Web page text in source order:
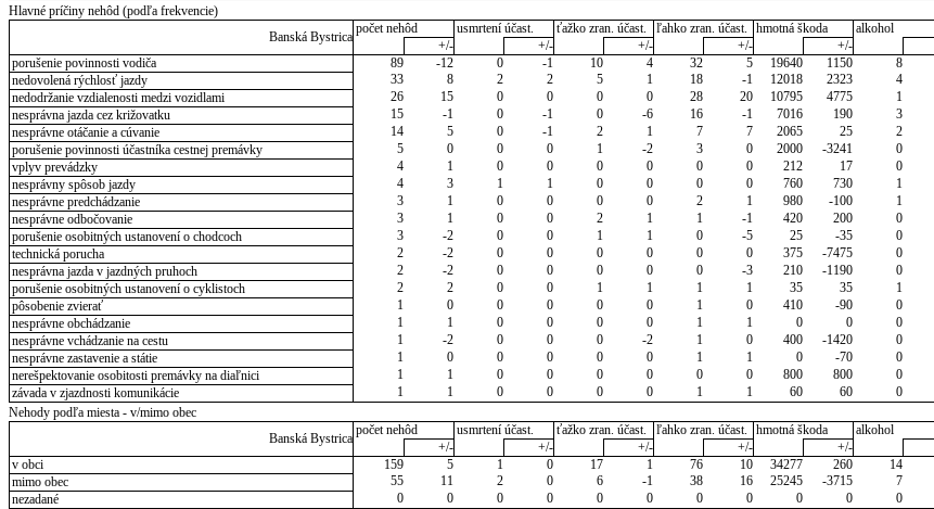
Hlavné príčiny nehôd (podľa frekvencie)
Banská Bystrica
počet nehôd usmrtení účast. ťažko zran. účast. ľahko zran. účast. hmotná škoda alkohol
+/-
+/- +/- +/- +/-
porušenie povinnosti vodiča
89 -12 0 -1 10 4 32 5 19640 1150 8
nedovolená rýchlosť jazdy
33 8 2 2 5 1 18 -1 12018 2323 4
nedodržanie vzdialenosti medzi vozidlami
26 15 0 0 0 0 28 20 10795 4775 1
nesprávna jazda cez križovatku
15 -1 0 -1 0 -6 16 -1 7016 190 3
nesprávne otáčanie a cúvanie
14 5 0 -1 2 1 7 7 2065 25 2
porušenie povinnosti účastníka cestnej premávky
5 0 0 0 1 -2 3 0 2000 -3241 0
vplyv prevádzky
4 1 0 0 0 0 0 0 212 17 0
nesprávny spôsob jazdy
4 3 1 1 0 0 0 0 760 730 1
nesprávne predchádzanie
3 1 0 0 0 0 2 1 980 -100 1
nesprávne odbočovanie
3 1 0 0 2 1 1 -1 420 200 0
porušenie osobitných ustanovení o chodcoch
3 -2 0 0 1 1 0 -5 25 -35 0
technická porucha
2 -2 0 0 0 0 0 0 375 -7475 0
nesprávna jazda v jazdných pruhoch
2 -2 0 0 0 0 0 -3 210 -1190 0
porušenie osobitných ustanovení o cyklistoch
2 2 0 0 1 1 1 1 35 35 1
pôsobenie zvierať
1 0 0 0 0 0 1 0 410 -90 0
nesprávne obchádzanie
1 1 0 0 0 0 1 1 0 0 0
nesprávne vchádzanie na cestu
1 -2 0 0 0 -2 1 0 400 -1420 0
nesprávne zastavenie a státie
1 0 0 0 0 0 1 1 0 -70 0
nerešpektovanie osobitosti premávky na diaľnici
1 1 0 0 0 0 0 0 800 800 0
závada v zjazdnosti komunikácie
1 1 0 0 0 0 1 1 60 60 0
Nehody podľa miesta - v/mimo obec
Banská Bystrica
počet nehôd usmrtení účast. ťažko zran. účast. ľahko zran. účast. hmotná škoda alkohol
+/-
+/- +/- +/- +/-
v obci
159 5 1 0 17 1 76 10 34277 260 14
mimo obec
55 11 2 0 6 -1 38 16 25245 -3715 7
nezadané
0 0 0 0 0 0 0 0 0 0 0